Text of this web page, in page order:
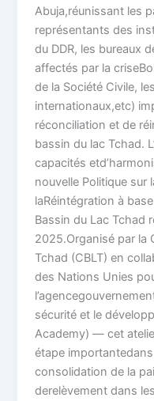
Abuja,réunissant les
représentants des
du DDR, les bureaux
affectés par la
de la Société Civile,
internationaux,etc)
réconciliation et de
bassin du lac Tchad.
capacités
nouvelle Politique sur
laRéintégration à
Bassin du Lac Tchad
2025.Organisé par la
Tchad (CBLT) en
des Nations Unies
sécurité et le
Academy) — cet
étape
consolidation de la
derelèvement dans